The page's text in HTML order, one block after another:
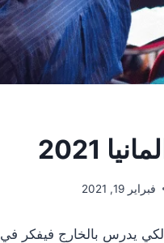
2021
فبراير 19, 2021
يدرس بالخارج فيفكر في